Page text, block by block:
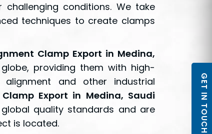
conditions. We take
techniques to create clamps
Clamp Export in Medina,
providing them with high-
and other industrial
Export in Medina, Saudi
quality standards and are
is located.
GET IN TOUCH